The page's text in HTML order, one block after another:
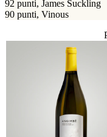
92 punti, James Suckling
90 punti, Vinous